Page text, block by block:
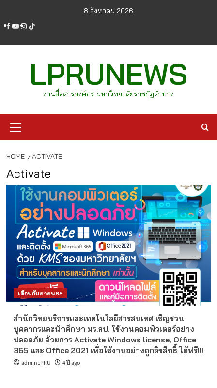
content
8 สิงหาคม 2026
facebook
youtube
instagram
tiktok
LPRUNEWS
งานสื่อสารองค์กร มหาวิทยาลัยราชภัฏลำปาง
Menu
HOME ACTIVATE
Activate
เดือนกันยายน65
สำนักวิทยบริการและเทคโนโลยีสารสนเทศ เชิญชวน
บุคลากรและนักศึกษา มร.ลป. ใช้งานคอมพิวเตอร์อย่าง
ปลอดภัย ด้วยการ Activate Windows license, Office
365 และ Office 2021 เพื่อใช้งานอย่างถูกลิขสิทธิ์ ได้ฟรี!!!
adminLPRU 4 ปี ago